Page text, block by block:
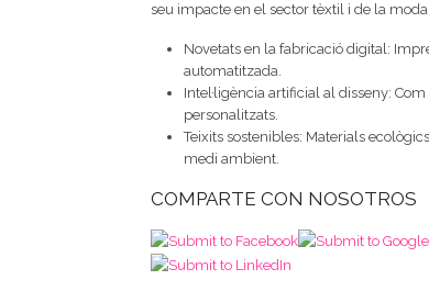
seu impacte en el sector tèxtil i de la
Novetats en la fabricació digital:
automatitzada.
Intel·ligència artificial al disseny:
personalitzats.
Teixits sostenibles: Materials
medi ambient.
COMPARTE CON NOSOTROS